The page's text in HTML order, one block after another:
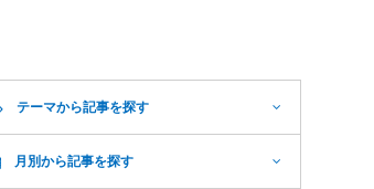
テーマから記事を探す
月別から記事を探す